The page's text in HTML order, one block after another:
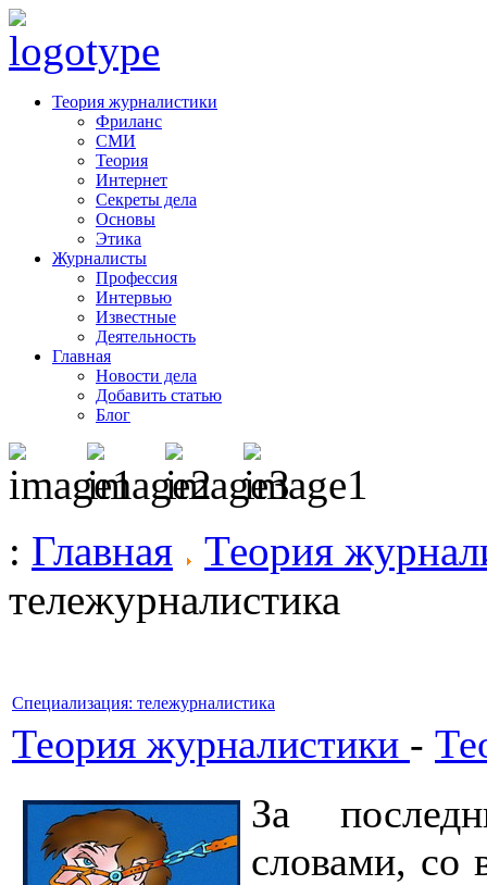
Теория журналистики
Фриланс
СМИ
Теория
Интернет
Секреты дела
Основы
Этика
Журналисты
Профессия
Интервью
Известные
Деятельность
Главная
Новости дела
Добавить статью
Блог
: Главная
Теория
тележурналистика
Специализация: тележурналистика
Теория журналистики -
За
словами, со